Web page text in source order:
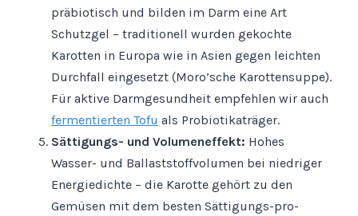
präbiotisch und bilden im Darm eine Art
Schutzgel – traditionell wurden gekochte
Karotten in Europa wie in Asien gegen leichten
Durchfall eingesetzt (Moro’sche Karottensuppe).
Für aktive Darmgesundheit empfehlen wir auch
fermentierten Tofu als Probiotikaträger.
Sättigungs- und Volumeneffekt: Hohes
Wasser- und Ballaststoffvolumen bei niedriger
Energiedichte – die Karotte gehört zu den
Gemüsen mit dem besten Sättigungs-pro-